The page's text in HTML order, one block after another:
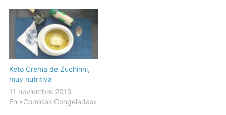
Keto Crema de Zuchinni,
muy nutritiva
11 noviembre 2019
En «Comidas Congeladas»